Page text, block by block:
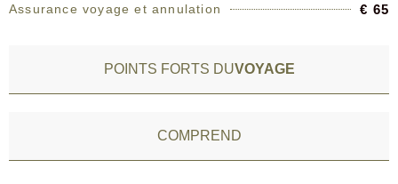
POINTS FORTS DUVOYAGE
COMPREND
Assurance voyage et annulation € 65